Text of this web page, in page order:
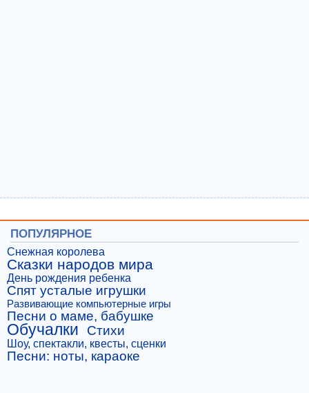
ПОПУЛЯРНОЕ
Снежная королева
Сказки народов мира
День рождения ребенка
Спят усталые игрушки
Развивающие компьютерные игры
Песни о маме, бабушке
Обучалки Стихи
Шоу, спектакли, квесты, сценки
Песни: ноты, караоке